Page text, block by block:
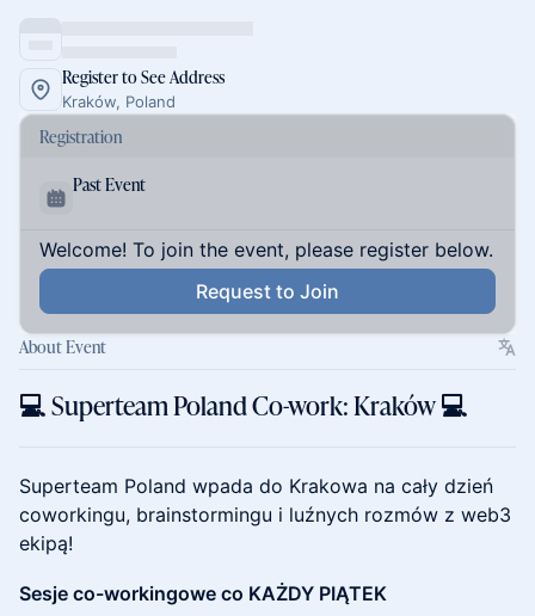
Register to See Address
Kraków, Poland
Registration
Past Event
Welcome! To join the event, please register below.
Request to Join
About Event
💻 Superteam Poland Co-work: Kraków 💻
Superteam Poland wpada do Krakowa na cały dzień
coworkingu, brainstormingu i luźnych rozmów z web3
ekipą!
Sesje co-workingowe co KAŻDY PIĄTEK